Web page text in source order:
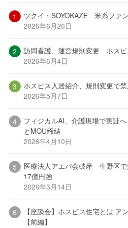
ツクイ・SOYOKAZE 米系ファ
2026年6月26日
訪問看護、運営規則変更 ホスピ
2026年6月4日
ホスピス入居紹介、規則変更で
2026年5月7日
フィジカルAI、介護現場で実証
とMOU締結
2026年4月10日
医療法人アエバ会破産 生野区
17億円強
2026年3月14日
【座談会】ホスピス住宅とは ア
【前編】